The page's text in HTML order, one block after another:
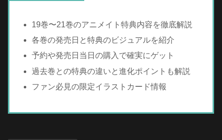
19巻〜21巻のアニメイト特典内容を徹底解説
各巻の発売日と特典のビジュアルを紹介
予約や発売日当日の購入で確実にゲット
過去巻との特典の違いと進化ポイントも解説
ファン必見の限定イラストカード情報